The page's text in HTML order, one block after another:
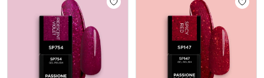
Ajouter à la liste de souhaits